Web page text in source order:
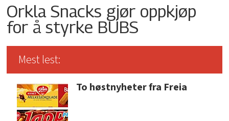
Orkla Snacks gjør oppkjøp
for å styrke BUBS
Mest lest:
To høstnyheter fra Freia